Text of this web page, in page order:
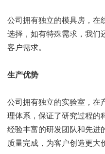
公司拥有独立的模具房，在
选择，如有特殊需求，我们
客户需求。
生产优势
公司拥有独立的实验室，在
理体系，保证了研究过程
经验丰富的研发团队和先进
质量完成，为客户创造更大